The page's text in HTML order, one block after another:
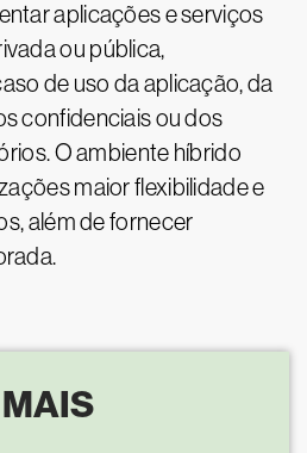
aplicações e serviços
ou pública,
de uso da aplicação, da
confidenciais ou dos
O ambiente híbrido
maior flexibilidade e
além de fornecer